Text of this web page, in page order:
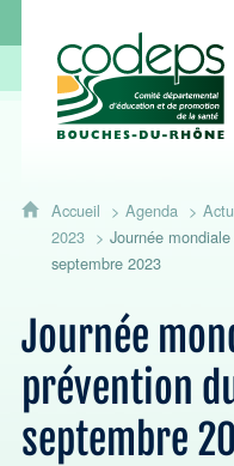
Accueil Agenda
2023
Journée
septembre 2023
Journée
prévention
septembre